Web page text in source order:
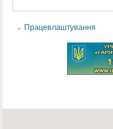
Пошукова форма
Працевлаштування